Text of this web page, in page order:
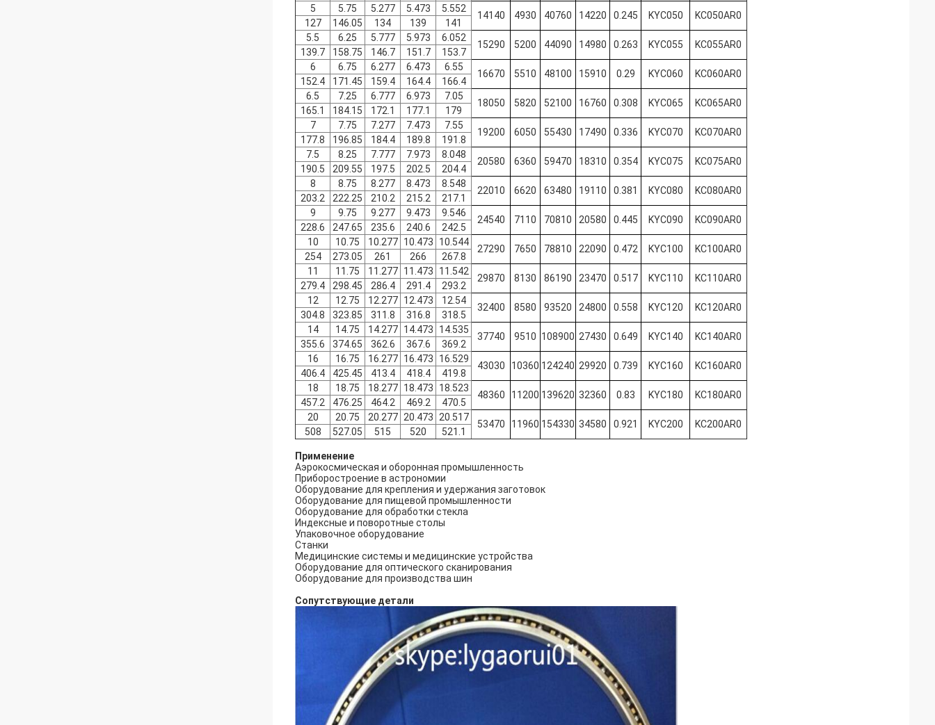
5
5.75 5.277 5.473 5.552
14140 4930 40760 14220 0.245 KYC050 KC050AR0
127 146.05 134 139
141
5.5
6.25 5.777 5.973 6.052
15290 5200 44090 14980 0.263 KYC055 KC055AR0
139.7 158.75 146.7 151.7
153.7
6
6.75 6.277 6.473 6.55
16670 5510 48100 15910 0.29 KYC060 KC060AR0
152.4 171.45 159.4 164.4
166.4
6.5
7.25 6.777 6.973 7.05
18050 5820 52100 16760 0.308 KYC065 KC065AR0
165.1 184.15 172.1 177.1
179
7
7.75 7.277 7.473 7.55
19200 6050 55430 17490 0.336 KYC070 KC070AR0
177.8 196.85 184.4 189.8
191.8
7.5
8.25 7.777 7.973 8.048
20580 6360 59470 18310 0.354 KYC075 KC075AR0
190.5 209.55 197.5 202.5
204.4
8
8.75 8.277 8.473 8.548
22010 6620 63480 19110 0.381 KYC080 KC080AR0
203.2 222.25 210.2 215.2
217.1
9
9.75 9.277 9.473 9.546
24540 7110 70810 20580 0.445 KYC090 KC090AR0
228.6 247.65 235.6 240.6
242.5
10
10.75 10.277 10.473 10.544
27290 7650 78810 22090 0.472 KYC100 KC100AR0
254 273.05 261 266
267.8
11
11.75 11.277 11.473 11.542
29870 8130 86190 23470 0.517 KYC110 KC110AR0
279.4 298.45 286.4 291.4
293.2
12
12.75 12.277 12.473 12.54
32400 8580 93520 24800 0.558 KYC120 KC120AR0
304.8 323.85 311.8 316.8
318.5
14
14.75 14.277 14.473 14.535
37740 9510 108900 27430 0.649 KYC140 KC140AR0
355.6 374.65 362.6 367.6
369.2
16
16.75 16.277 16.473 16.529
43030 10360 124240 29920 0.739 KYC160 KC160AR0
406.4 425.45 413.4 418.4
419.8
18
18.75 18.277 18.473 18.523
48360 11200 139620 32360 0.83 KYC180 KC180AR0
457.2 476.25 464.2 469.2
470.5
20
20.75 20.277 20.473 20.517
53470 11960 154330 34580 0.921 KYC200 KC200AR0
508 527.05 515 520 521.1
Применение
Аэрокосмическая и оборонная промышленность
Приборостроение в астрономии
Оборудование для крепления и удержания заготовок
Оборудование для пищевой промышленности
Оборудование для обработки стекла
Индексные и поворотные столы
Упаковочное оборудование
Станки
Медицинские системы и медицинские устройства
Оборудование для оптического сканирования
Оборудование для производства шин
Сопутствующие детали